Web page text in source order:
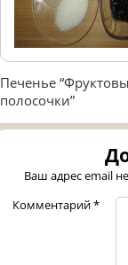
Печенье
полосочки”
Ваш адрес email
Комментарий*